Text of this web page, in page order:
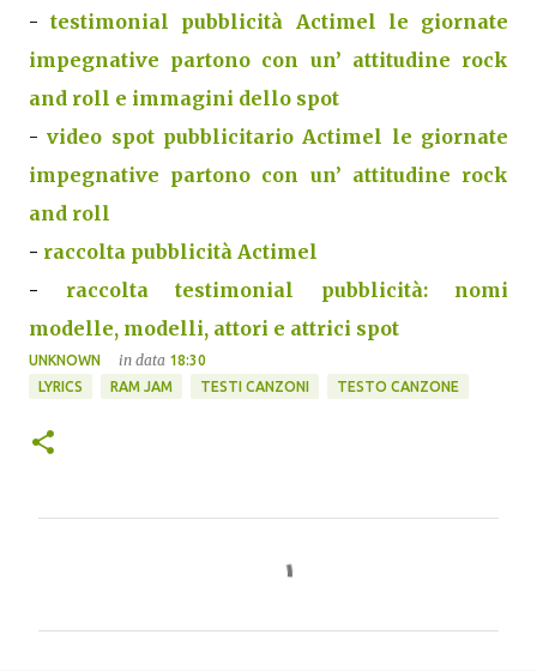
-testimonial pubblicità Actimel le giornate
impegnative partono con un’ attitudine rock
and roll e immagini dello spot
-video spot pubblicitario Actimel le giornate
impegnative partono con un’ attitudine rock
and roll
- raccolta pubblicità Actimel
- raccolta testimonial pubblicità: nomi
modelle, modelli, attori e attrici spot
UNKNOWN in data 18:30
LYRICS
RAM JAM TESTI CANZONI TESTO CANZONE